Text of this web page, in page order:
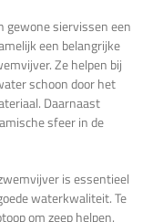
gewone siervissen een
een belangrijke
Ze helpen bij
schoon door het
Daarnaast
sfeer in de
is essentieel
waterkwaliteit. Te
om zeep helpen.